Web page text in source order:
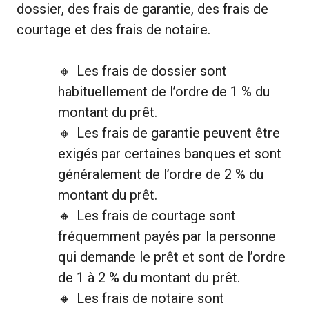
dossier, des frais de garantie, des frais de
courtage et des frais de notaire.
Les frais de dossier sont
habituellement de l’ordre de 1 % du
montant du prêt.
Les frais de garantie peuvent être
exigés par certaines banques et sont
généralement de l’ordre de 2 % du
montant du prêt.
Les frais de courtage sont
fréquemment payés par la personne
qui demande le prêt et sont de l’ordre
de 1 à 2 % du montant du prêt.
Les frais de notaire sont